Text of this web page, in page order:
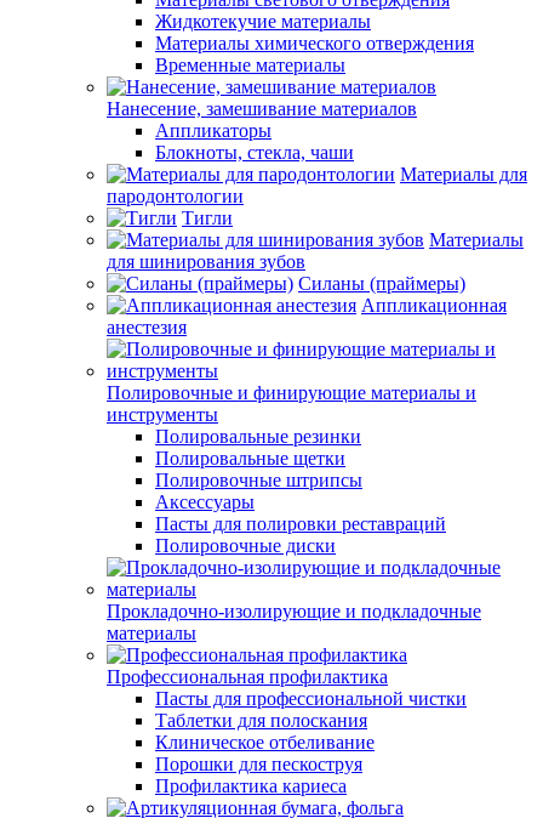
Жидкотекучие материалы
Материалы химического отверждения
Временные материалы
Нанесение, замешивание материалов
Аппликаторы
Блокноты, стекла, чаши
Материалы для
пародонтологии
Тигли
Материалы
для шинирования зубов
Силаны (праймеры)
Аппликационная
анестезия
Полировочные и финирующие материалы и
инструменты
Полировальные резинки
Полировальные щетки
Полировочные штрипсы
Аксессуары
Пасты для полировки реставраций
Полировочные диски
Прокладочно-изолирующие и подкладочные
материалы
Профессиональная профилактика
Пасты для профессиональной чистки
Таблетки для полоскания
Клиническое отбеливание
Порошки для пескоструя
Профилактика кариеса